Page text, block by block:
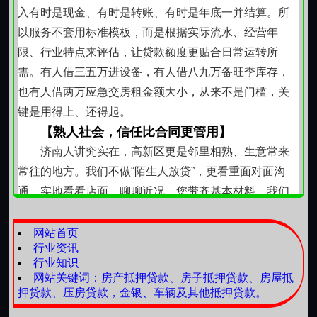
西；也不渲染“救命稻草”，因为生活本就有起有伏。真正
重要的，是每一次资金往来背后那份被尊重的体面，是
条款写得清、口头说得透、执行不打折的实在劲儿。借
出去的是款项，收回来的是责任；您按时履约，我们持
续守约这种双向的稳，比任何口号都更经得起时间打
量。
【慢慢来，反而更快】
不必赶在当天定下所有细节，可以先聊聊想法，带
齐基础材料再来细谈；若对步流程有疑虑，随时停下问
清楚。我们相信，理解越充分，后续越顺畅；节奏越从
能把麦子吹黄、把泉水酿甜办事也一样，踏实走好每一
步，该落下的，自然会落下来。
入有时是现金、有时是转账、有时是年底一并结算。所
以服务不套用标准模板，而是根据实际流水、经营年
限、行业特点来评估，让贷款额度更贴合日常运转所
需。有人借三五万进设备，有人借八九万备旺季库存，
也有人借两万应急交房租金额大小，从来不是门槛，关
键是用得上、还得起。
【熟人社会，信任比合同更管用】
济南人讲究实在，高新区更是邻里相熟、生意常来
常往的地方。我们不做“陌生人放贷”，更看重面对面沟
通、实地看看店面、聊聊近况。您带齐基本材料，我们
间紧，我们配合您的空档安排办理。没有冗长表格，没
有反复补件，流程简洁，沟通直接。很多客户说：“跟老
朋友借钱一样自然，但比找亲戚更体面。”
【短时周转，不必押上全部生活】
临时缺个两三万，撑过三个月就能回款；孩子开学
网站首页
行业资讯
行业知识
网站关键词：房产抵押贷款、房子抵押贷款、房屋抵
押贷款、压房贷款，金银、车辆及其他抵押贷款。